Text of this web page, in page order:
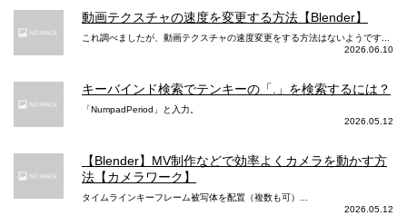
動画テクスチャの速度を変更する方法【Blender】
これ調べましたが、動画テクスチャの速度変更をする方法はないようです...
2026.06.10
キーバインド検索でテンキーの「.」を検索するには？
「NumpadPeriod」と入力。
2026.05.12
【Blender】MV制作などで効率よくカメラを動かす方
法【カメラワーク】
タイムラインキーフレーム被写体を配置（複数も可）...
2026.05.12